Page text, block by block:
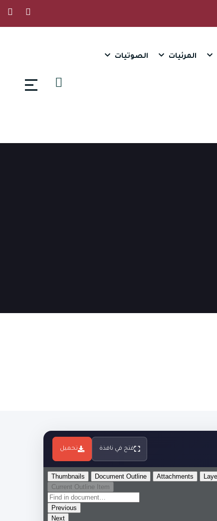
المرئيات الصوتيات
فتح في نافذة تحميل